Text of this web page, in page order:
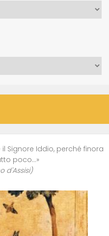
Signore Iddio, perché finora
poco…»
d'Assisi)